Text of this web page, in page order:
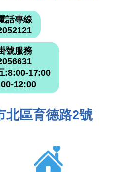
話專線
號服務
:8:00-17:00
12:00
北區育德路2號